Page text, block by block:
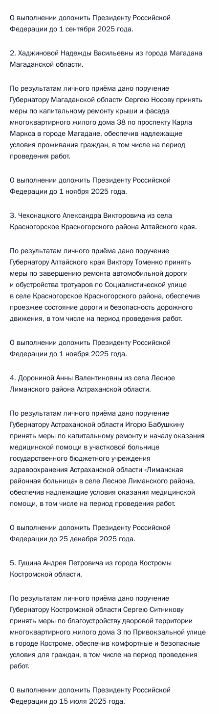
О выполнении доложить Президенту Российской
Федерации до 1 сентября 2025 года.
2. Хаджиновой Надежды Васильевны из города Магадана
Магаданской области.
По результатам личного приёма дано поручение
Губернатору Магаданской области Сергею Носову принять
меры по капитальному ремонту крыши и фасада
многоквартирного жилого дома 38 по проспекту Карла
Маркса в городе Магадане, обеспечив надлежащие
условия проживания граждан, в том числе на период
проведения работ.
О выполнении доложить Президенту Российской
Федерации до 1 ноября 2025 года.
3. Чехонацкого Александра Викторовича из села
Красногорское Красногорского района Алтайского края.
По результатам личного приёма дано поручение
Губернатору Алтайского края Виктору Томенко принять
меры по завершению ремонта автомобильной дороги
и обустройства тротуаров по Социалистической улице
в селе Красногорское Красногорского района, обеспечив
проезжее состояние дороги и безопасность дорожного
движения, в том числе на период проведения работ.
О выполнении доложить Президенту Российской
Федерации до 1 ноября 2025 года.
4. Дорониной Анны Валентиновны из села Лесное
Лиманского района Астраханской области.
По результатам личного приёма дано поручение
Губернатору Астраханской области Игорю Бабушкину
принять меры по капитальному ремонту и началу оказания
медицинской помощи в участковой больнице
государственного бюджетного учреждения
здравоохранения Астраханской области «Лиманская
районная больница» в селе Лесное Лиманского района,
обеспечив надлежащие условия оказания медицинской
помощи, в том числе на период проведения работ.
О выполнении доложить Президенту Российской
Федерации до 25 декабря 2025 года.
5. Гущина Андрея Петровича из города Костромы
Костромской области.
По результатам личного приёма дано поручение
Губернатору Костромской области Сергею Ситникову
принять меры по благоустройству дворовой территории
многоквартирного жилого дома 3 по Привокзальной улице
в городе Костроме, обеспечив комфортные и безопасные
условия для граждан, в том числе на период проведения
работ.
О выполнении доложить Президенту Российской
Федерации до 15 июля 2025 года.